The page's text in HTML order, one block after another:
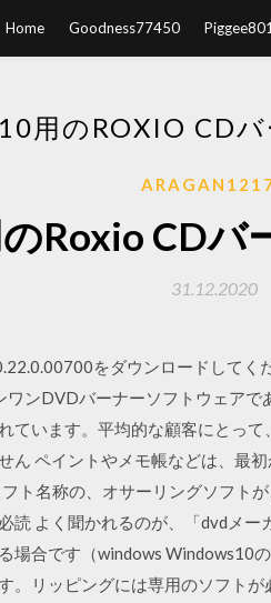
Home Goodness77450
用のROXIO CD
Roxio CDバ
31.12.2020
をダウンロードしてく
ンDVDバーナーソフトウェア
ています。平均的な顧客にとっ
ん ペイントやメモ帳などは、最
ト名称の、オサーリングソフト
よく聞かれるのが、「dvdメー
場合です（windows Windows10
。リッピングには専用のソフト